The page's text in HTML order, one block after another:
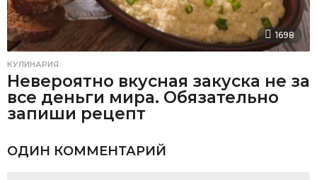
1698
КУЛИНАРИЯ
Невероятно вкусная закуска не за
все деньги мира. Обязательно
запиши рецепт
ОДИН КОММЕНТАРИЙ